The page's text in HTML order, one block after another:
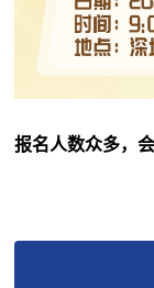
报名人数众多，